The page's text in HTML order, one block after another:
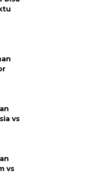
vs
vs